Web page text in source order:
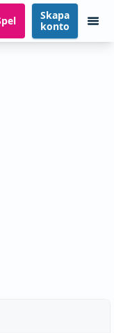
Skapa
konto